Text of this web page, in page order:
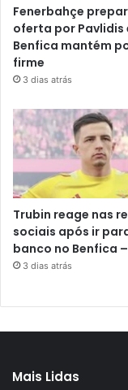
Fenerbahçe
oferta por Pavlidis
Benfica mantém
firme
3 dias atrás
Trubin reage nas
sociais após ir
banco no Benfica
3 dias atrás
Mais Lidas